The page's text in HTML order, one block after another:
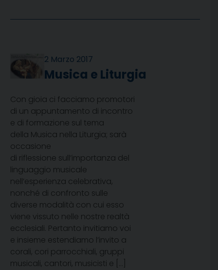
2 Marzo 2017
Musica e Liturgia
Con gioia ci facciamo promotori
di un appuntamento di incontro
e di formazione sul tema
della Musica nella Liturgia; sarà
occasione
di riflessione sull’importanza del
linguaggio musicale
nell’esperienza celebrativa,
nonché di confronto sulle
diverse modalità con cui esso
viene vissuto nelle nostre realtà
ecclesiali. Pertanto invitiamo voi
e insieme estendiamo l’invito a
corali, cori parrocchiali, gruppi
musicali, cantori, musicisti e […]